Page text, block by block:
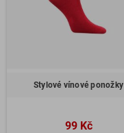
Stylové vínové ponožky
99 Kč